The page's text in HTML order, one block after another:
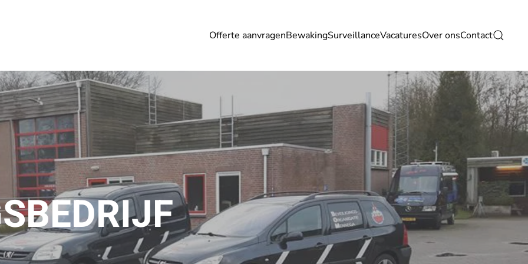
Offerte aanvragenBewakingSurveillanceVacaturesOver onsContact